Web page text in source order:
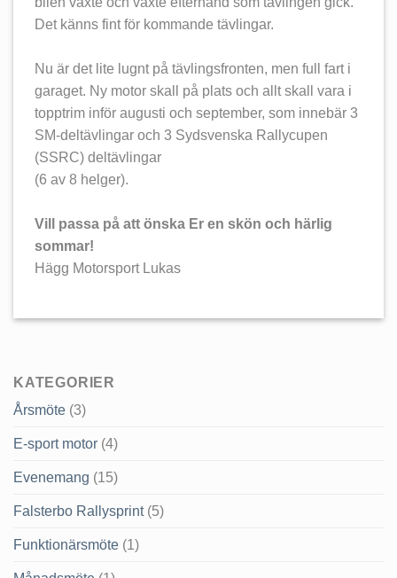
Det känns fint för kommande tävlingar.
Nu är det lite lugnt på tävlingsfronten, men full fart i
garaget. Ny motor skall på plats och allt skall vara i
topptrim inför augusti och september, som innebär 3
SM-deltävlingar och 3 Sydsvenska Rallycupen
(SSRC) deltävlingar
(6 av 8 helger).
Vill passa på att önska Er en skön och härlig
sommar!
Hägg Motorsport Lukas
KATEGORIER
Årsmöte (3)
E-sport motor (4)
Evenemang (15)
Falsterbo Rallysprint(5)
Funktionärsmöte (1)